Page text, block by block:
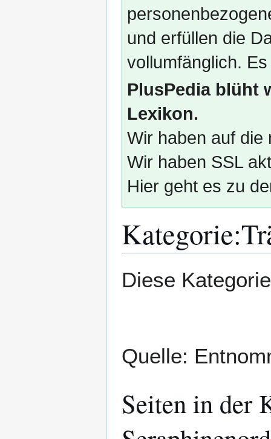
und erfüllen die
vollumfänglich.
PlusPedia blüht
Lexikon.
Wir haben auf die
Wir haben SSL
Hier geht es zu
Kategorie:
Navigation
Suche
Diese
Quelle:
Seiten in der